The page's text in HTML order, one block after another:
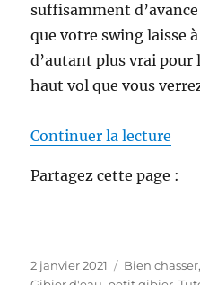
suffisamment
que votre swing laisse
d’autant plus vrai pour
haut vol que vous
Continuer la lecture
Partagez cette page :
P
2 janvier 2021
C
Bien chasser